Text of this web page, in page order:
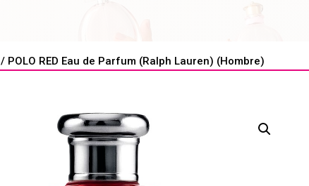
/ POLO RED Eau de Parfum (Ralph Lauren) (Hombre)